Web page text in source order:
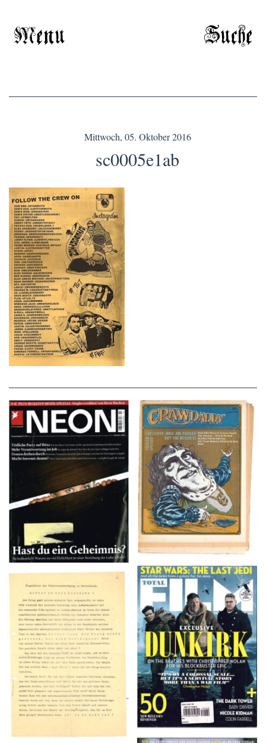
Menu Suche
Mittwoch, 05. Oktober 2016
sc0005e1ab
NEON – OKTOBER
2008
Crawdaddy – June/11/72
TOTAL FILM #260 –
SUMMER 2017
Flugblätter der Weissen
Rose – V, Januar 1943